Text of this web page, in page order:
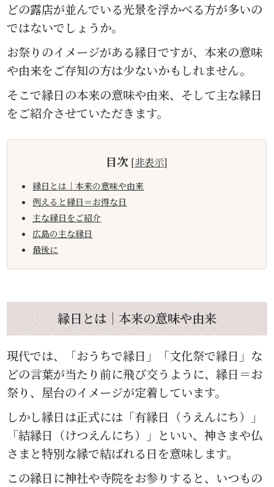
どの露店が並んでいる光景を浮かべる方が多いの
ではないでしょうか。
お祭りのイメージがある縁日ですが、本来の意味
や由来をご存知の方は少ないかもしれません。
そこで縁日の本来の意味や由来、そして主な縁日
をご紹介させていただきます。
目次 [非表示]
縁日とは｜本来の意味や由来
例えると縁日＝お得な日
主な縁日をご紹介
広島の主な縁日
最後に
縁日とは｜本来の意味や由来
現代では、「おうちで縁日」「文化祭で縁日」な
どの言葉が当たり前に飛び交うように、縁日＝お
祭り、屋台のイメージが定着しています。
しかし縁日は正式には「有縁日（うえんにち）」
「結縁日（けつえんにち）」といい、神さまや仏
さまと特別な縁で結ばれる日を意味します。
この縁日に神社や寺院をお参りすると、いつもの